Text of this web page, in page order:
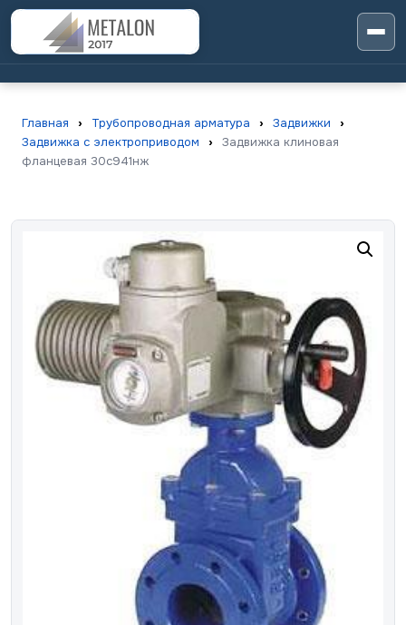
Главная › Трубопроводная арматура › Задвижки
›
Задвижка с электроприводом
›
Задвижка клиновая
фланцевая 30с941нж